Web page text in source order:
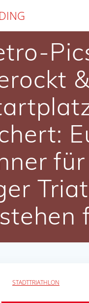
STADTTRIATHLON